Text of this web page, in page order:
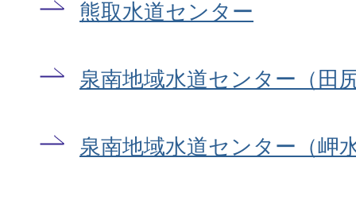
熊取水道センター
泉南地域水道センター（田
泉南地域水道センター（岬